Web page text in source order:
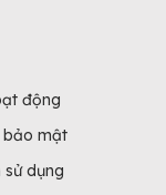
động
bảo mật
dụng